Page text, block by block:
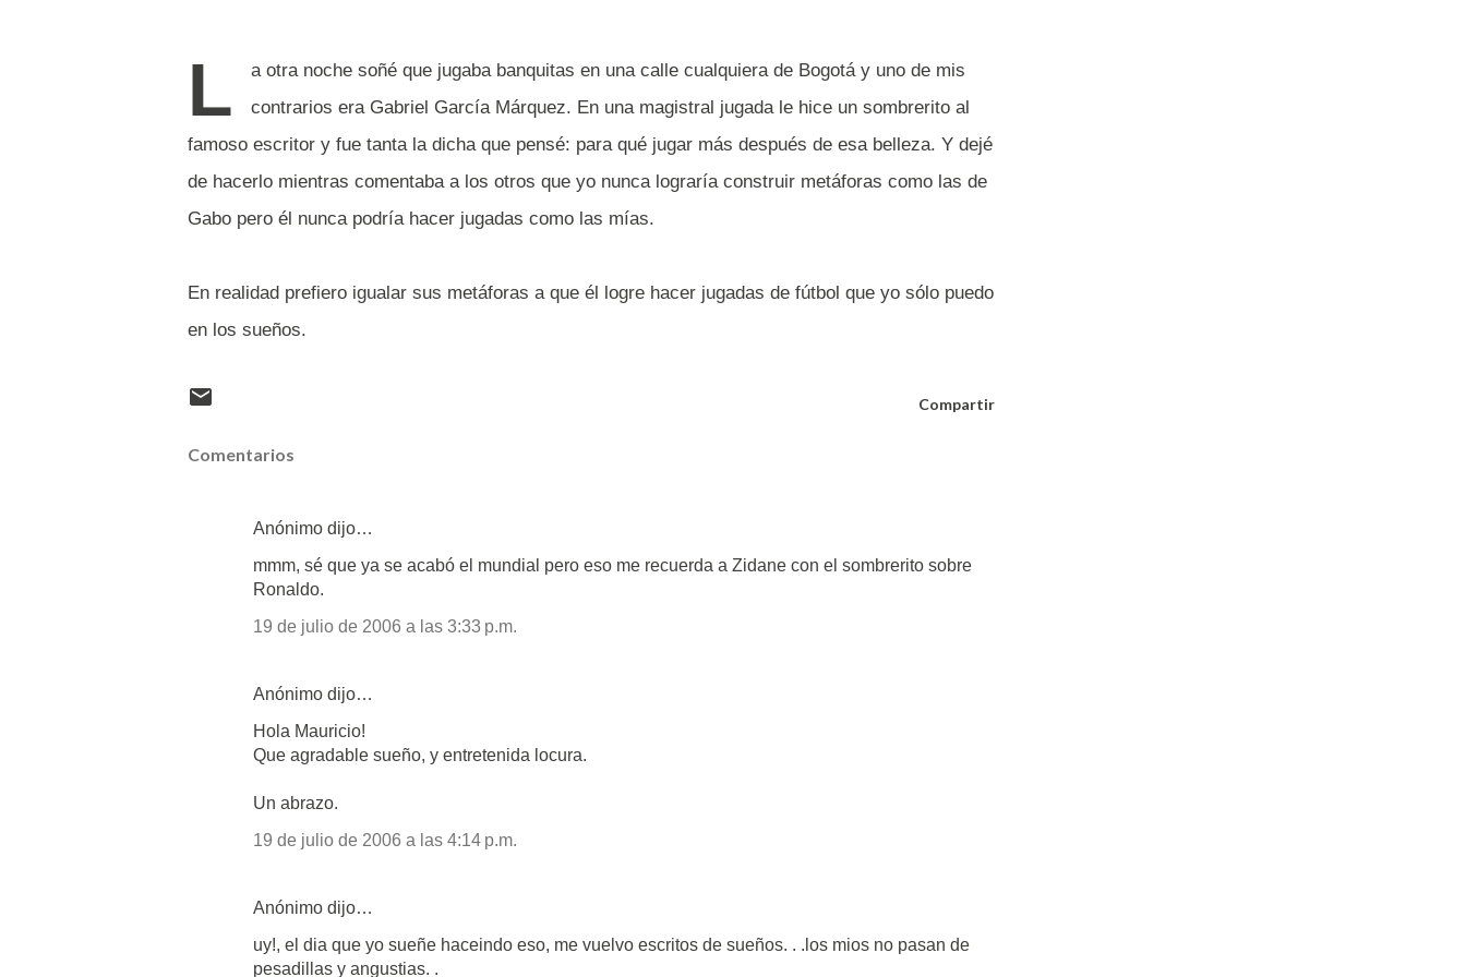
L
a otra noche soñé que jugaba banquitas en una calle cualquiera de Bogotá y uno de mis
contrarios era Gabriel García Márquez. En una magistral jugada le hice un sombrerito al
famoso escritor y fue tanta la dicha que pensé: para qué jugar más después de esa belleza. Y dejé
de hacerlo mientras comentaba a los otros que yo nunca lograría construir metáforas como las de
Gabo pero él nunca podría hacer jugadas como las mías.
En realidad prefiero igualar sus metáforas a que él logre hacer jugadas de fútbol que yo sólo puedo
en los sueños.
Compartir
Comentarios
Anónimo dijo…
mmm, sé que ya se acabó el mundial pero eso me recuerda a Zidane con el sombrerito sobre
Ronaldo.
19 de julio de 2006 a las 3:33 p.m.
Anónimo dijo…
Hola Mauricio!
Que agradable sueño, y entretenida locura.
Un abrazo.
19 de julio de 2006 a las 4:14 p.m.
Anónimo dijo…
uy!, el dia que yo sueñe haceindo eso, me vuelvo escritos de sueños. . .los mios no pasan de
pesadillas y angustias. .